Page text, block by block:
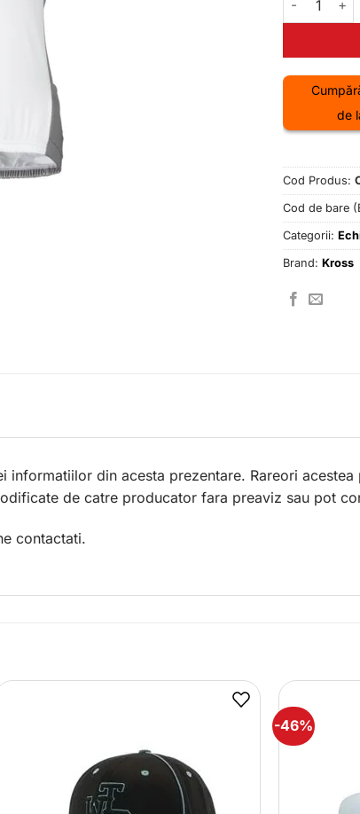
de
Cod Produs:
Cod de bare
Categorii:
Brand: Kross
informatiilor din acesta prezentare. Rareori
de catre producator fara preaviz sau pot
contactati.
-46%